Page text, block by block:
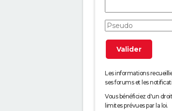
Les informations
ses forums et les
Vous bénéficiez d'un
limites prévues par la loi.